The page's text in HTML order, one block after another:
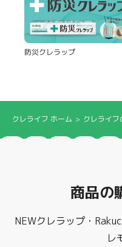
防災クレラップ
クレライフ ホーム クレライフ
商品の
NEWクレラップ・
レ